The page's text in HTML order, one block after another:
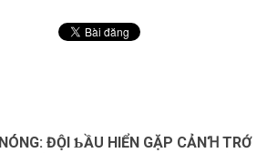
NÓNG: ĐỘI ƄẦU HIỂN GẶP CẢNꞪ TRỚ